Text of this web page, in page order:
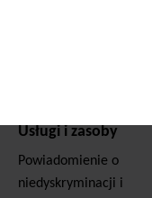
Usługi i zasoby
Powiadomienie o
niedyskryminacji i